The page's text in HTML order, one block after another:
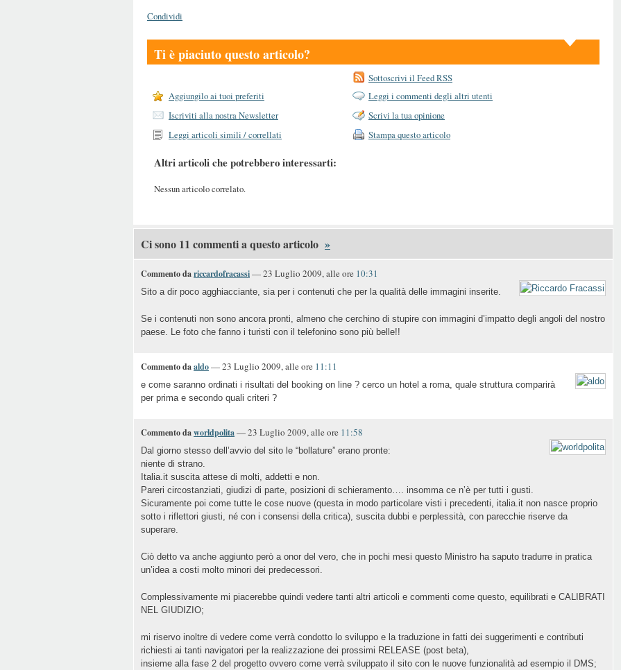
Condividi
Ti è piaciuto questo articolo?
Sottoscrivi il Feed RSS
Aggiungilo ai tuoi preferiti
Leggi i commenti degli altri utenti
Iscriviti alla nostra Newsletter
Scrivi la tua opinione
Leggi articoli simili / correllati
Stampa questo articolo
Altri articoli che potrebbero interessarti:
Nessun articolo correlato.
Ci sono 11 commenti a questo articolo »
Commento dariccardofracassi— 23 Luglio 2009, alle ore 10:31
Sito a dir poco agghiacciante, sia per i contenuti che per la qualità delle immagini inserite.
Se i contenuti non sono ancora pronti, almeno che cerchino di stupire con immagini d’impatto degli angoli del nostro
paese. Le foto che fanno i turisti con il telefonino sono più belle!!
Commento daaldo— 23 Luglio 2009, alle ore 11:11
e come saranno ordinati i risultati del booking on line ? cerco un hotel a roma, quale struttura comparirà
per prima e secondo quali criteri ?
Commento daworldpolita— 23 Luglio 2009, alle ore 11:58
Dal giorno stesso dell’avvio del sito le “bollature” erano pronte:
niente di strano.
Italia.it suscita attese di molti, addetti e non.
Pareri circostanziati, giudizi di parte, posizioni di schieramento…. insomma ce n’è per tutti i gusti.
Sicuramente poi come tutte le cose nuove (questa in modo particolare visti i precedenti, italia.it non nasce proprio
sotto i riflettori giusti, né con i consensi della critica), suscita dubbi e perplessità, con parecchie riserve da
superare.
Ciò detto va anche aggiunto però a onor del vero, che in pochi mesi questo Ministro ha saputo tradurre in pratica
un’idea a costi molto minori dei predecessori.
Complessivamente mi piacerebbe quindi vedere tanti altri articoli e commenti come questo, equilibrati e CALIBRATI
NEL GIUDIZIO;
mi riservo inoltre di vedere come verrà condotto lo sviluppo e la traduzione in fatti dei suggerimenti e contributi
richiesti ai tanti navigatori per la realizzazione dei prossimi RELEASE (post beta),
insieme alla fase 2 del progetto ovvero come verrà sviluppato il sito con le nuove funzionalità ad esempio il DMS;